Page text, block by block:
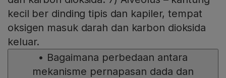
kecil ber dinding tipis dan kapiler, tempat
oksigen masuk darah dan karbon dioksida
keluar.
• Bagaimana perbedaan antara
mekanisme pernapasan dada dan